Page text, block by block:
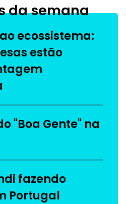
da semana
ecossistema:
estão
"Boa Gente" na
fazendo
Portugal